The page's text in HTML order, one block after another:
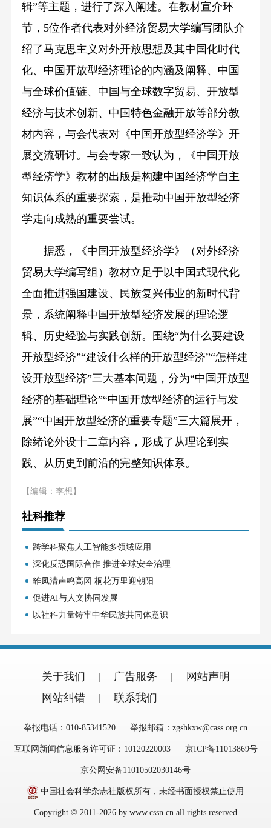
辑”等主题，进行了深入阐述。在教材宣介环
节，5位作者代表对外经济贸易大学编写团队介
绍了马克思主义对外开放思想及其中国化时代
化、中国开放型经济理论的内涵及阐释、中国
与全球价值链、中国与全球数字贸易、开放型
经济与技术创新、中国特色金融开放等部分教
材内容，与会代表对《中国开放型经济学》开
展交流研讨。与会专家一致认为，《中国开放
型经济学》教材的出版是构建中国经济学自主
知识体系的重要探索，是推动中国开放型经济
学走向成熟的重要尝试。
据悉，《中国开放型经济学》（对外经济
贸易大学编写组）教材立足于以中国式现代化
全面推进强国建设、民族复兴伟业的新时代背
景，系统阐释中国开放型经济发展的理论逻
辑、历史经验与实践创新。围绕“为什么要建设
开放型经济”“建设什么样的开放型经济”“怎样建
设开放型经济”三大基本问题，分为“中国开放型
经济的基础理论”“中国开放型经济的运行与发
展”“中国开放型经济的重要专题”三大篇展开，
除绪论外设十二章内容，形成了从理论到实
践、从历史到前沿的完整知识体系。
【编辑：李想】
社科推荐
跨学科聚焦人工智能多领域应用
深化反恐国际合作 推进全球安全治理
雏凤清声鸣高冈 桐花万里迎朝阳
促进AI与人文协同发展
以社科力量铸牢中华民族共同体意识
关于我们 广告服务
网站声明
网站纠错
联系我们
举报电话：010-85341520 举报邮箱：zgshkxw@cass.org.cn
互联网新闻信息服务许可证：10120220003 京ICP备11013869号
京公网安备11010502030146号
中国社会科学杂志社版权所有，未经书面授权禁止使用
Copyright © 2011-2026 by www.cssn.cn all rights reserved